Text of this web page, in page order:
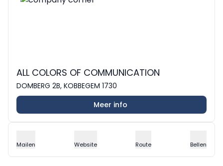
ALL COLORS OF COMMUNICATION
DOMBERG 2B, KOBBEGEM 1730
Meer info
Mailen Website Route Bellen